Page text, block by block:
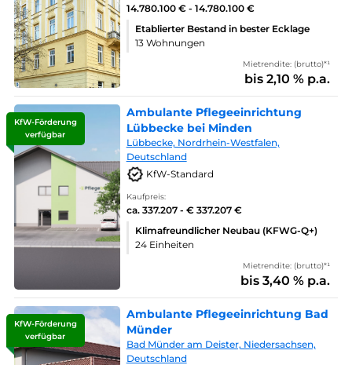
14.780.100 € - 14.780.100 €
Etablierter Bestand in bester Ecklage
13 Wohnungen
Mietrendite: (brutto)*¹
bis 2,10 % p.a.
KfW-Förderung
verfügbar
Ambulante Pflegeeinrichtung
Lübbecke bei Minden
Lübbecke, Nordrhein-Westfalen,
Deutschland
KfW-Standard
Kaufpreis:
ca. 337.207 - € 337.207 €
Klimafreundlicher Neubau (KFWG-Q+)
24 Einheiten
Mietrendite: (brutto)*¹
bis 3,40 % p.a.
KfW-Förderung
verfügbar
Ambulante Pflegeeinrichtung Bad
Münder
Bad Münder am Deister, Niedersachsen,
Deutschland